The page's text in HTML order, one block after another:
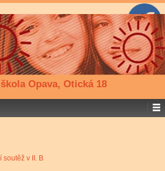
Opava, Otická 18
soutěž v II. B